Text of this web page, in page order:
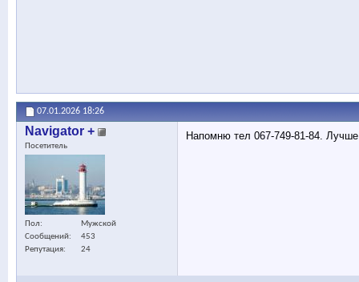
07.01.2026 18:26
Navigator +
Посетитель
Пол
Мужской
Сообщений
453
Репутация
24
Напомню тел 067-749-81-84.